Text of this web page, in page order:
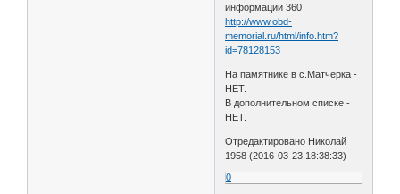
информации 360
http://www.obd-
memorial.ru/html/info.htm?
id=78128153
На памятнике в с.Матчерка -
НЕТ.
В дополнительном списке -
НЕТ.
Отредактировано Николай
1958 (2016-03-23 18:38:33)
0